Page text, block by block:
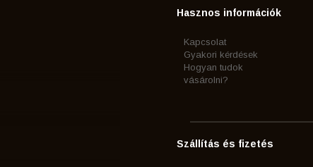
Hasznos információk
Kapcsolat
Gyakori kérdések
Hogyan tudok
vásárolni?
Szállítás és fizetés